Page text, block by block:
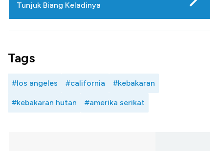
Tunjuk Biang Keladinya
Tags
#los angeles #california #kebakaran
#kebakaran hutan #amerika serikat